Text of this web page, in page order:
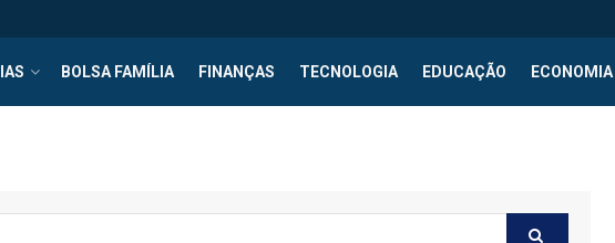
BOLSA FAMÍLIA FINANÇAS TECNOLOGIA EDUCAÇÃO ECONOMIA